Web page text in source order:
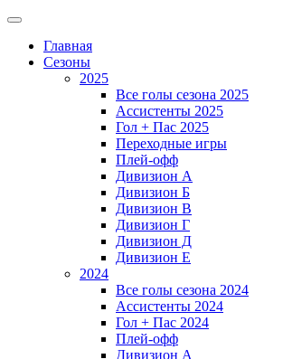
Главная
Сезоны
2025
Все голы сезона 2025
Ассистенты 2025
Гол + Пас 2025
Переходные игры
Плей-офф
Дивизион A
Дивизион Б
Дивизион В
Дивизион Г
Дивизион Д
Дивизион Е
2024
Все голы сезона 2024
Ассистенты 2024
Гол + Пас 2024
Плей-офф
Дивизион A